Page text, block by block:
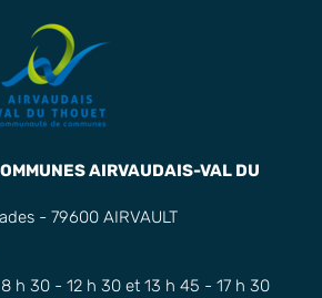
AIRVAUDAIS-VAL DU
- 79600 AIRVAULT
h 30 - 12 h 30 et 13 h 45 - 17 h 30